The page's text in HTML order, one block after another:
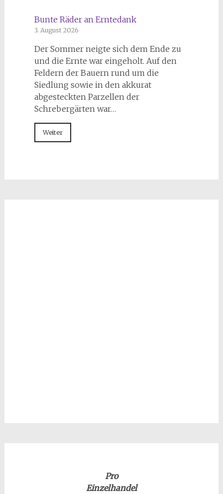
Bunte Räder an Erntedank
3. August 2026
Der Sommer neigte sich dem Ende zu
und die Ernte war eingeholt. Auf den
Feldern der Bauern rund um die
Siedlung sowie in den akkurat
abgesteckten Parzellen der
Schrebergärten war…
Weiter
Pro
Einzelhandel